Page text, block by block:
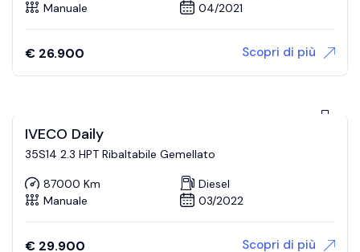
Manuale
04/2021
€ 26.900 Scopri di più
IVECO Daily
35S14 2.3 HPT Ribaltabile Gemellato
87000 Km
Diesel
Manuale
03/2022
€ 29.900 Scopri di più